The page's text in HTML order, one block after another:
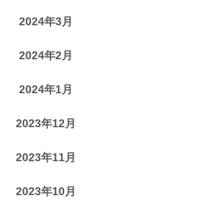
2024年3月
2024年2月
2024年1月
2023年12月
2023年11月
2023年10月